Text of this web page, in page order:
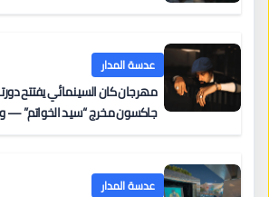
عدسة المدار
جاكسون مخرج “سيد الخواتم” —
عدسة المدار